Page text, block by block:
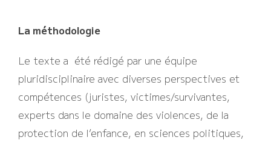
La méthodologie
Le texte a été rédigé par une équipe
pluridisciplinaire avec diverses perspectives et
compétences (juristes, victimes/survivantes,
experts dans le domaine des violences, de la
protection de l’enfance, en sciences politiques,